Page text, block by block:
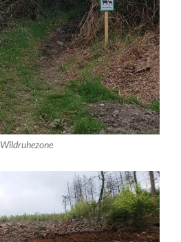
Wildruhezone